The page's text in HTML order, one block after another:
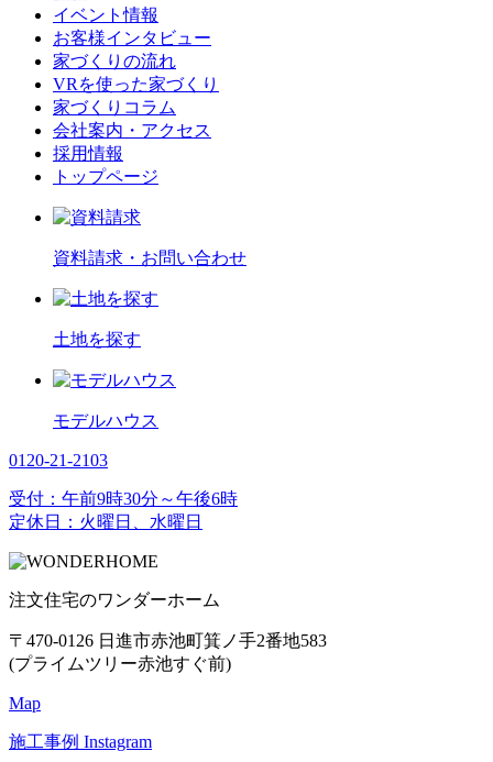
イベント情報
お客様インタビュー
家づくりの流れ
VRを使った家づくり
家づくりコラム
会社案内・アクセス
採用情報
トップページ
資料請求 ・お問い合わせ
土地を探す
モデルハウス
0120-21-2103
受付：午前9時30分～午後6時
定休日：火曜日、水曜日
注文住宅のワンダーホーム
〒470-0126 日進市赤池町箕ノ手2番地583
(プライムツリー赤池すぐ前)
Map
施工事例 Instagram